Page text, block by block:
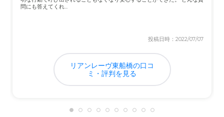
おむつ等メーカーの指定もなくこちらで用意したものを使
坂が多いが国道に近いので車では行きやすく、国道近くの
割には住宅地で静かで良かった。
介護５だったので本人の年金で賄える金額で充実した介護
問にも答えてくれ...
投稿日時：2022/07/07
リアンレーヴ東船橋の口コ
ミ・評判を見る